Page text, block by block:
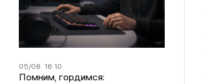
05/08 16:10
Помним, гордимся: